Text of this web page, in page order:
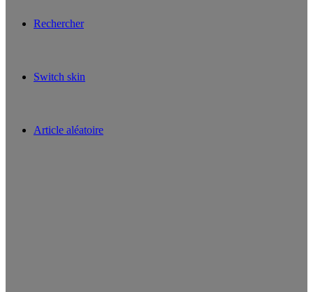
Rechercher
Switch skin
Article aléatoire